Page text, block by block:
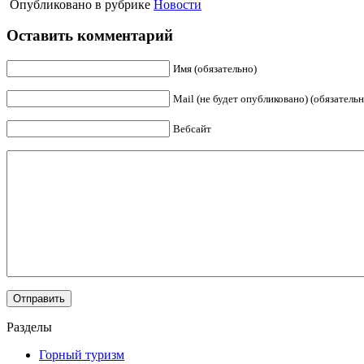
Опубликовано в рубрике Новости
Оставить комментарий
Имя (обязательно)
Mail (не будет опубликовано)
Вебсайт
Разделы
Горный туризм